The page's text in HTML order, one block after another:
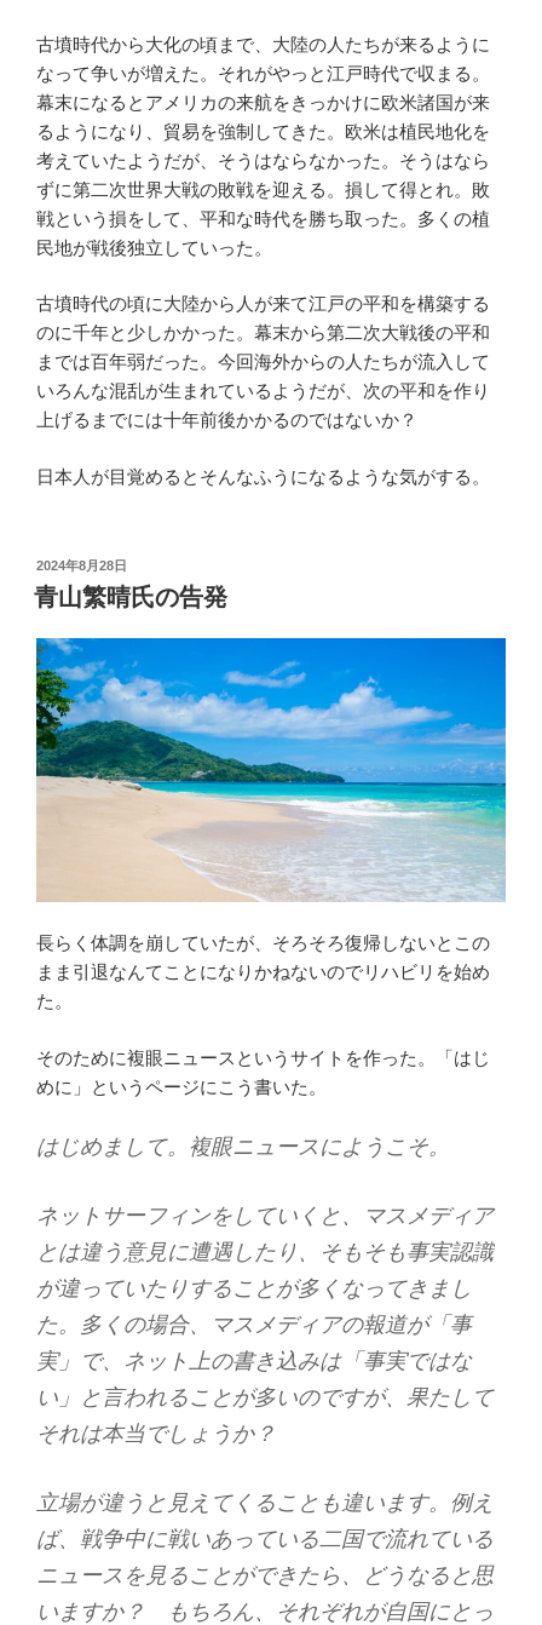
古墳時代から大化の頃まで、大陸の人たちが来るように
なって争いが増えた。それがやっと江戸時代で収まる。
幕末になるとアメリカの来航をきっかけに欧米諸国が来
るようになり、貿易を強制してきた。欧米は植民地化を
考えていたようだが、そうはならなかった。そうはなら
ずに第二次世界大戦の敗戦を迎える。損して得とれ。敗
戦という損をして、平和な時代を勝ち取った。多くの植
民地が戦後独立していった。
古墳時代の頃に大陸から人が来て江戸の平和を構築する
のに千年と少しかかった。幕末から第二次大戦後の平和
までは百年弱だった。今回海外からの人たちが流入して
いろんな混乱が生まれているようだが、次の平和を作り
上げるまでには十年前後かかるのではないか？
日本人が目覚めるとそんなふうになるような気がする。
投
稿
日:
2024年8月28日
青山繁晴氏の告発
長らく体調を崩していたが、そろそろ復帰しないとこの
まま引退なんてことになりかねないのでリハビリを始め
た。
そのために複眼ニュースというサイトを作った。「はじ
めに」というページにこう書いた。
はじめまして。複眼ニュースにようこそ。
ネットサーフィンをしていくと、マスメディア
とは違う意見に遭遇したり、そもそも事実認識
が違っていたりすることが多くなってきまし
た。多くの場合、マスメディアの報道が「事
実」で、ネット上の書き込みは「事実ではな
い」と言われることが多いのですが、果たして
それは本当でしょうか？
立場が違うと見えてくることも違います。例え
ば、戦争中に戦いあっている二国で流れている
ニュースを見ることができたら、どうなると思
いますか？ もちろん、それぞれが自国にとっ